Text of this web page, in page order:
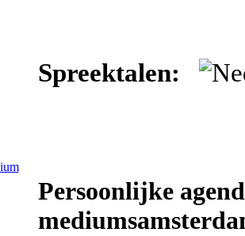
Spreektalen:
Persoonlijke